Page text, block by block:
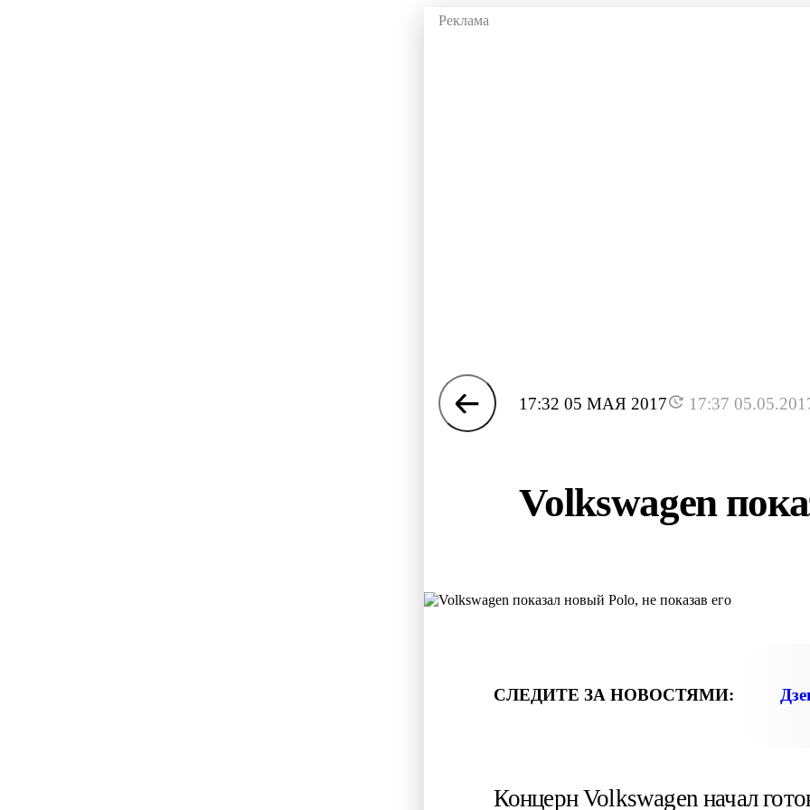
17:32 05 МАЯ 2017 17:37
Volkswagen
СЛЕДИТЕ ЗА НОВОСТЯМИ:
Концерн Volkswagen начал